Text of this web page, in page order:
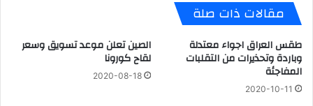
مقالات ذات صلة
طقس العراق اجواء معتدلة
وباردة وتحذيرات من التقلبات
المفاجئة
2020-10-11
الصين تعلن موعد تسويق وسعر
لقاح كورونا
2020-08-18